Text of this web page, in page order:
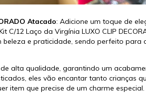
Atacado: Adicione um toque de
C/12 Laço da Virgínia LUXO CLIP
e praticidade, sendo perfeito para
alta qualidade, garantindo um
eles vão encantar tanto crianças
item que precise de um charme especial.